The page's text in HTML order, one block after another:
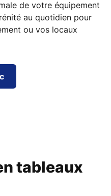
de votre équipement
au quotidien pour
ou vos locaux
tableaux